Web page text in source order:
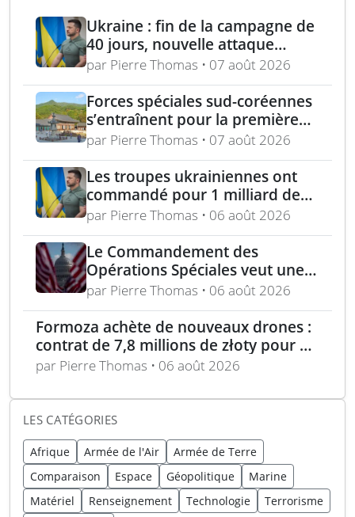
Ukraine : fin de la campagne de
40 jours, nouvelle attaque
contre Wildberries et
élimination d’un général russe à
Moscou
par Pierre Thomas • 07 août 2026
Forces spéciales sud-coréennes
s’entraînent pour la première
fois avec les Royal Marines au
Royaume-Uni
par Pierre Thomas • 07 août 2026
Les troupes ukrainiennes ont
commandé pour 1 milliard de
dollars lors de la première
année du marché Brave1
par Pierre Thomas • 06 août 2026
Le Commandement des
Opérations Spéciales veut une
mitrailleuse 5,56 mm de 4,5 kg
par Pierre Thomas • 06 août 2026
Formoza achète de nouveaux drones :
contrat de 7,8 millions de złoty pour un
consortium polonais
par Pierre Thomas • 06 août 2026
LES CATÉGORIES
Afrique Armée de l'Air
Armée de Terre
Comparaison
Espace Géopolitique
Marine
Matériel
Renseignement Technologie
Terrorisme